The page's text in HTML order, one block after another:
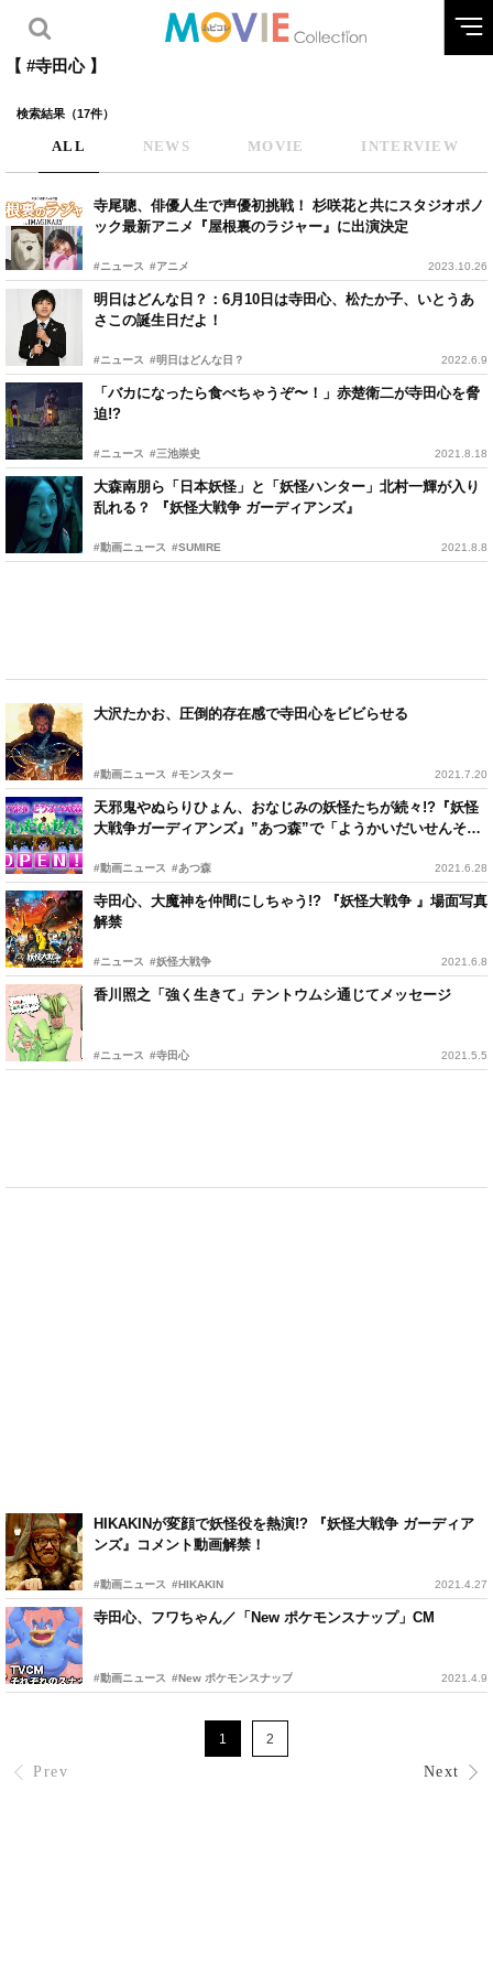
【 #寺田心 】
検索結果（17件）
ALL NEWS MOVIE INTERVIEW
寺尾聰、俳優人生で声優初挑戦！ 杉咲花と共にスタジオポノ
ック最新アニメ『屋根裏のラジャー』に出演決定
#ニュース #アニメ 2023.10.26
明日はどんな日？：6月10日は寺田心、松たか子、いとうあ
さこの誕生日だよ！
#ニュース #明日はどんな日？ 2022.6.9
「バカになったら食べちゃうぞ〜！」赤楚衛二が寺田心を脅
迫!?
#ニュース #三池崇史 2021.8.18
大森南朋ら「日本妖怪」と「妖怪ハンター」北村一輝が入り
乱れる？ 『妖怪大戦争 ガーディアンズ』
#動画ニュース #SUMIRE 2021.8.8
大沢たかお、圧倒的存在感で寺田心をビビらせる
#動画ニュース #モンスター 2021.7.20
天邪鬼やぬらりひょん、おなじみの妖怪たちが続々!?『妖怪
大戦争ガーディアンズ』”あつ森”で「ようかいだいせんそう
#動画ニュース #あつ森 2021.6.28
寺田心、大魔神を仲間にしちゃう!? 『妖怪大戦争 』場面写真
解禁
#ニュース #妖怪大戦争 2021.6.8
香川照之「強く生きて」テントウムシ通じてメッセージ
#ニュース #寺田心 2021.5.5
HIKAKINが変顔で妖怪役を熱演!? 『妖怪大戦争 ガーディア
ンズ』コメント動画解禁！
#動画ニュース #HIKAKIN 2021.4.27
寺田心、フワちゃん／「New ポケモンスナップ」CM
#動画ニュース #New ポケモンスナップ 2021.4.9
Prev
1 2
Next